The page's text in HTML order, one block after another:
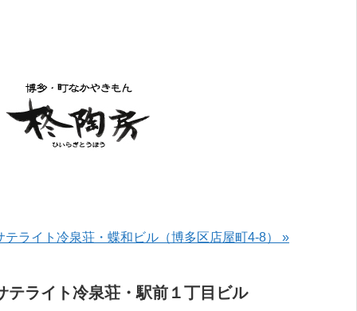
テライト冷泉荘・蝶和ビル（博多区店屋町4-8） »
テライト冷泉荘・駅前１丁目ビル